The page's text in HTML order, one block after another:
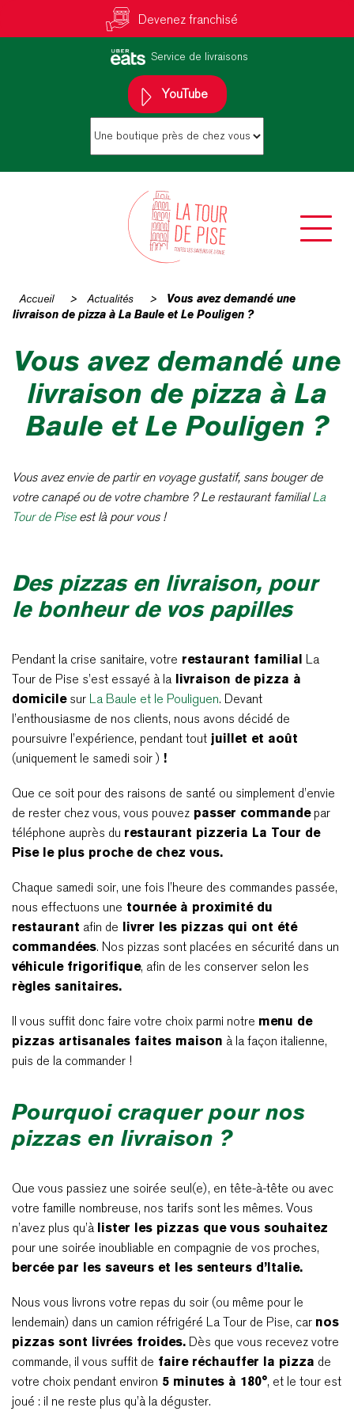
Devenez franchisé
Service de livraisons
YouTube
Accueil > Actualités >
Vous avez demandé une
livraison de pizza à La Baule et Le Pouligen ?
Vous avez demandé une
livraison de pizza à La
Baule et Le Pouligen ?
Vous avez envie de partir en voyage gustatif, sans bouger de
votre canapé ou de votre chambre ? Le restaurant familialLa
Tour de Piseest là pour vous !
Des pizzas en livraison, pour
le bonheur de vos papilles
Pendant la crise sanitaire, votre restaurant familial La
Tour de Pise s’est essayé à lalivraison de pizza à
domicilesur La Baule et le Pouliguen. Devant
l’enthousiasme de nos clients, nous avons décidé de
poursuivre l’expérience, pendant tout juillet et août
(uniquement le samedi soir ) !
Que ce soit pour des raisons de santé ou simplement d’envie
de rester chez vous, vous pouvez passer commandepar
téléphone auprès du restaurant pizzeria La Tour de
Pise le plus proche de chez vous.
Chaque samedi soir, une fois l’heure des commandes passée,
nous effectuons une tournée à proximité du
restaurant afin de livrer les pizzas qui ont été
commandées. Nos pizzas sont placées en sécurité dans un
véhicule frigorifique, afin de les conserver selon les
règles sanitaires.
Il vous suffit donc faire votre choix parmi notre menu de
pizzas artisanales faites maison à la façon italienne,
puis de la commander !
Pourquoi craquer pour nos
pizzas en livraison ?
Que vous passiez une soirée seul(e), en tête-à-tête ou avec
votre famille nombreuse, nos tarifs sont les mêmes. Vous
n’avez plus qu’à lister les pizzas que vous souhaitez
pour une soirée inoubliable en compagnie de vos proches,
bercée par les saveurs et les senteurs d’Italie.
Nous vous livrons votre repas du soir (ou même pour le
lendemain) dans un camion réfrigéré La Tour de Pise, car nos
pizzas sont livrées froides. Dès que vous recevez votre
commande, il vous suffit de faire réchauffer la pizza de
votre choix pendant environ 5 minutes à 180°, et le tour est
joué : il ne reste plus qu’à la déguster.